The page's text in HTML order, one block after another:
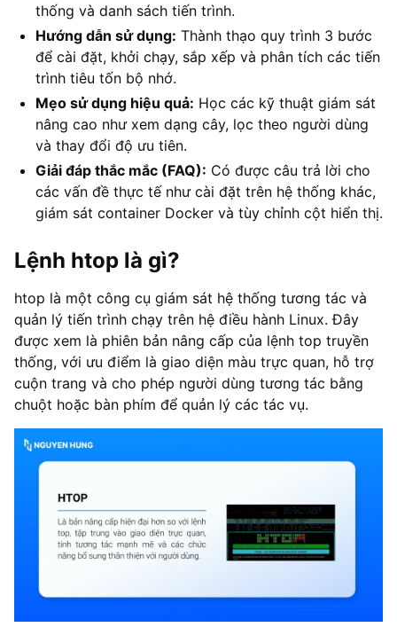
thống và danh sách tiến trình.
Hướng dẫn sử dụng: Thành thạo quy trình 3 bước
để cài đặt, khởi chạy, sắp xếp và phân tích các tiến
trình tiêu tốn bộ nhớ.
Mẹo sử dụng hiệu quả: Học các kỹ thuật giám sát
nâng cao như xem dạng cây, lọc theo người dùng
và thay đổi độ ưu tiên.
Giải đáp thắc mắc (FAQ): Có được câu trả lời cho
các vấn đề thực tế như cài đặt trên hệ thống khác,
giám sát container Docker và tùy chỉnh cột hiển thị.
Lệnh htop là gì?
htop là một công cụ giám sát hệ thống tương tác và
quản lý tiến trình chạy trên hệ điều hành Linux. Đây
được xem là phiên bản nâng cấp của lệnh top truyền
thống, với ưu điểm là giao diện màu trực quan, hỗ trợ
cuộn trang và cho phép người dùng tương tác bằng
chuột hoặc bàn phím để quản lý các tác vụ.